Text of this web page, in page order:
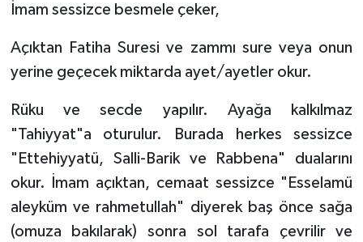
İmam sessizce besmele çeker,
Açıktan Fatiha Suresi ve zammı sure veya onun
yerine geçecek miktarda ayet/ayetler okur.
Rüku ve secde yapılır. Ayağa kalkılmaz
"Tahiyyat"a oturulur. Burada herkes sessizce
"Ettehiyyatü, Salli-Barik ve Rabbena" dualarını
okur. İmam açıktan, cemaat sessizce "Esselamü
aleyküm ve rahmetullah" diyerek baş önce sağa
(omuza bakılarak) sonra sol tarafa çevrilir ve